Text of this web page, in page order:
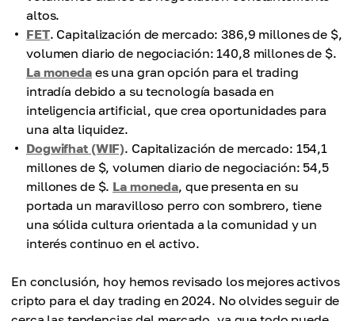
altos.
FET. Capitalización de mercado: 386,9 millones de $,
volumen diario de negociación: 140,8 millones de $.
La monedaes una gran opción para el trading
intradía debido a su tecnología basada en
inteligencia artificial, que crea oportunidades para
una alta liquidez.
Dogwifhat (WIF). Capitalización de mercado: 154,1
millones de $, volumen diario de negociación: 54,5
millones de $. La moneda, que presenta en su
portada un maravilloso perro con sombrero, tiene
una sólida cultura orientada a la comunidad y un
interés continuo en el activo.
En conclusión, hoy hemos revisado los mejores activos
cripto para el day trading en 2024. No olvides seguir de